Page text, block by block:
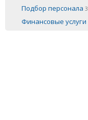
Подбор персонала 3
Финансовые услуги